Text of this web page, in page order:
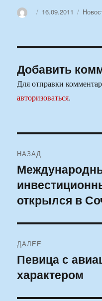
АвторОпубликовано
16.09.2011
Добавить
Для отправки
авторизоваться.
по
записям
НАЗАД
Предыдущая
запись:
открылся в
ДАЛЕЕ
Следующая
запись:
Певица с
характером